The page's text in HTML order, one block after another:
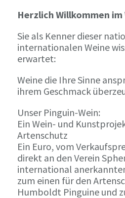
Herzlich Willkommen
Sie als Kenner dieser
internationalen Weine
erwartet:
Weine die Ihre Sinne
ihrem Geschmack
Unser Pinguin-Wein:
Ein Wein- und
Artenschutz
Ein Euro, vom
direkt an den Verein
international
zum einen für den
Humboldt Pinguine und